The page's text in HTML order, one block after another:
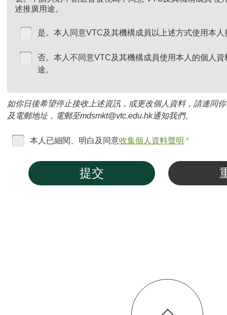
述推廣用途。
是。本人同意VTC及其機構成員以上述方式使用本
否。本人不同意VTC及其機構成員使用本人的個人
途。
如你日後希望停止接收上述資訊，或更改個人資料，請連同
及電郵地址，電郵至mdsmkt@vtc.edu.hk通知我們。
本人已細閱、明白及同意收集個人資料聲明 *
提交